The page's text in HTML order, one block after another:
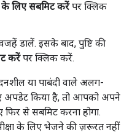
के लिए सबमिट करेंपर क्लिक
डालें. इसके बाद, पुष्टि की
करेंपर क्लिक करें.
या पाबंदी वाले अलग-
अपडेट किया है, तो आपको अपने
से सबमिट करना होगा.
के लिए भेजने की ज़रूरत नहीं